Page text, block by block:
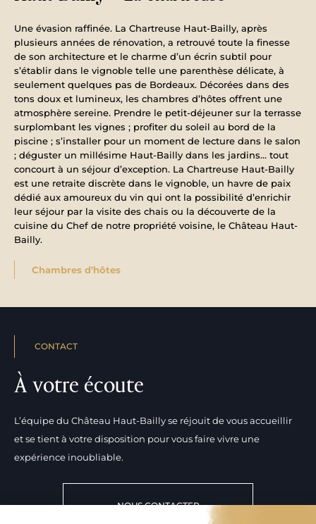
Une évasion raffinée. La Chartreuse Haut-Bailly, après
plusieurs années de rénovation, a retrouvé toute la finesse
de son architecture et le charme d’un écrin subtil pour
s’établir dans le vignoble telle une parenthèse délicate, à
seulement quelques pas de Bordeaux. Décorées dans des
tons doux et lumineux, les chambres d’hôtes offrent une
atmosphère sereine. Prendre le petit-déjeuner sur la terrasse
surplombant les vignes ; profiter du soleil au bord de la
piscine ; s’installer pour un moment de lecture dans le salon
; déguster un millésime Haut-Bailly dans les jardins… tout
concourt à un séjour d’exception. La Chartreuse Haut-Bailly
est une retraite discrète dans le vignoble, un havre de paix
dédié aux amoureux du vin qui ont la possibilité d’enrichir
leur séjour par la visite des chais ou la découverte de la
cuisine du Chef de notre propriété voisine, le Château Haut-
Bailly.
Chambres d’hôtes
CONTACT
À votre écoute
L’équipe du Château Haut-Bailly se réjouit de vous accueillir
et se tient à votre disposition pour vous faire vivre une
expérience inoubliable.
NOUS CONTACTER